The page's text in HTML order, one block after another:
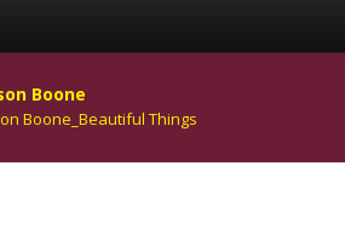
Boone
Boone_Beautiful Things